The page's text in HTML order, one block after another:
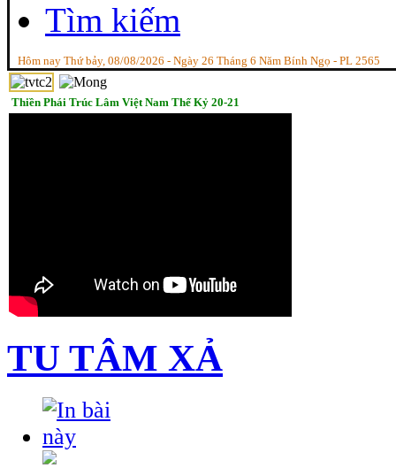
Tìm kiếm
Hôm nay Thứ bảy, 08/08/2026 - Ngày 26 Tháng 6 Năm Bính Ngọ - PL 2565
Thiền Phái Trúc Lâm Việt Nam Thế Kỷ 20-21
TU TÂM XẢ